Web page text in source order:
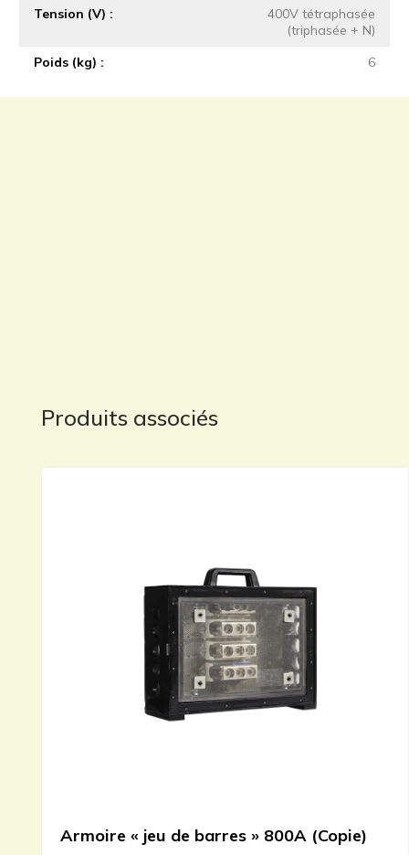
Tension (V)
400V tétraphasée
(triphasée + N)
Poids (kg)
6
Produits associés
Armoire « jeu de barres » 800A (Copie)